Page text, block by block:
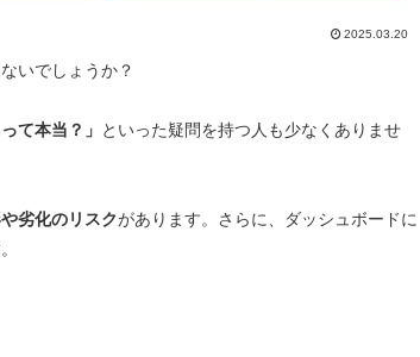
2025.03.20
いでしょうか？
て本当？」 といった疑問を持つ人も少なくありませ
劣化のリスクがあります。さらに、ダッシュボードに